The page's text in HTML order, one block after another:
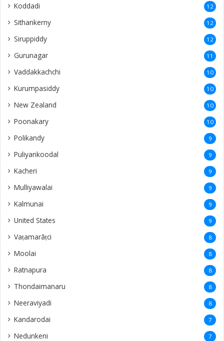
Koddadi 12
Sithankerny 12
Siruppiddy 12
Gurunagar 11
Vaddakkachchi 10
Kurumpasiddy 10
New Zealand 10
Poonakary 10
Polikandy 9
Puliyankoodal 9
Kacheri 9
Mulliyawalai 9
Kalmunai 9
United States 9
Vaṭamarāṭci 8
Moolai 8
Ratnapura 8
Thondaimanaru 8
Neeraviyadi 8
Kandarodai 7
Nedunkeni 7